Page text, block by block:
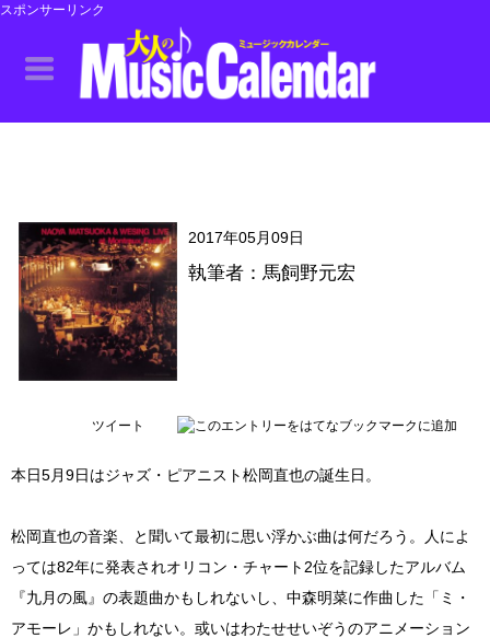
スポンサーリンク
2017年05月09日
執筆者：馬飼野元宏
ツイート
本日5月9日はジャズ・ピアニスト松岡直也の誕生日。
松岡直也の音楽、と聞いて最初に思い浮かぶ曲は何だろう。人によ
っては82年に発表されオリコン・チャート2位を記録したアルバム
『九月の風』の表題曲かもしれないし、中森明菜に作曲した「ミ・
アモーレ」かもしれない。或いはわたせせいぞうのアニメーション